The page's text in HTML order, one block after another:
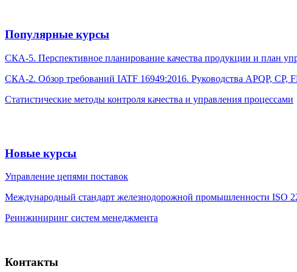
Популярные курсы
CКА-5. Перспективное планирование качества продукции и план
CКА-2. Обзор требований IATF 16949:2016. Руководства APQP, CP,
Статистические методы контроля качества и управления процессами
Новые курсы
Управление цепями поставок
Международный стандарт железнодорожной промышленности ISO
Реинжиниринг систем менеджмента
Контакты